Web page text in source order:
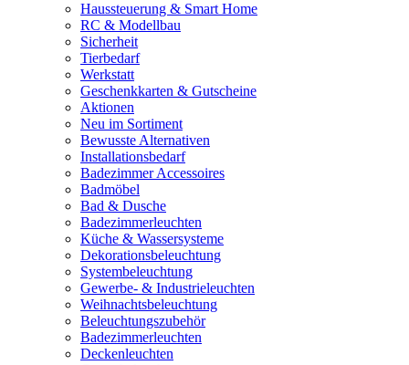
Haussteuerung & Smart Home
RC & Modellbau
Sicherheit
Tierbedarf
Werkstatt
Geschenkkarten & Gutscheine
Aktionen
Neu im Sortiment
Bewusste Alternativen
Installationsbedarf
Badezimmer Accessoires
Badmöbel
Bad & Dusche
Badezimmerleuchten
Küche & Wassersysteme
Dekorationsbeleuchtung
Systembeleuchtung
Gewerbe- & Industrieleuchten
Weihnachtsbeleuchtung
Beleuchtungszubehör
Badezimmerleuchten
Deckenleuchten